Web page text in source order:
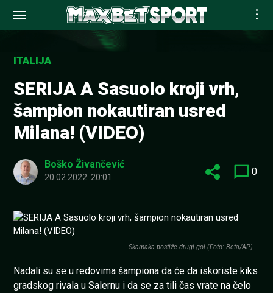
contentITALIJA
SERIJA A Sasuolo kroji vrh,
šampion nokautiran usred
Milana! (VIDEO)
Boško Živančević
20.02.2022. 20:01 0
Skamaka postiže drugi gol (Foto: Beta/AP)
Nadali su se u redovima šampiona da će da iskoriste kiks
gradskog rivala u Salernu i da se za tili čas vrate na čelo